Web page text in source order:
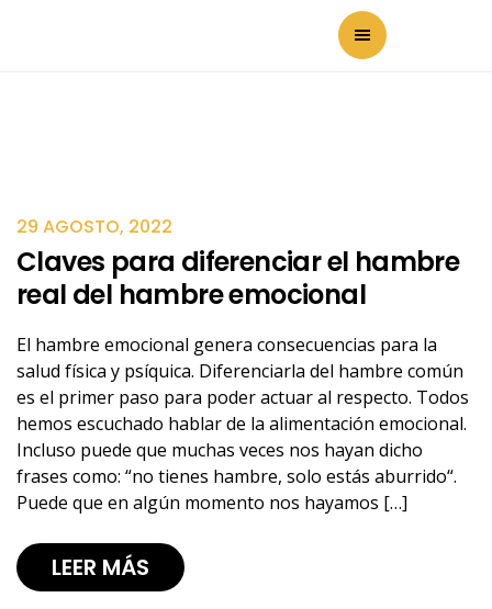
29 AGOSTO, 2022
Claves para diferenciar el hambre
real del hambre emocional
El hambre emocional genera consecuencias para la
salud física y psíquica. Diferenciarla del hambre común
es el primer paso para poder actuar al respecto. Todos
hemos escuchado hablar de la alimentación emocional.
Incluso puede que muchas veces nos hayan dicho
frases como: “no tienes hambre, solo estás aburrido“.
Puede que en algún momento nos hayamos […]
LEER MÁS